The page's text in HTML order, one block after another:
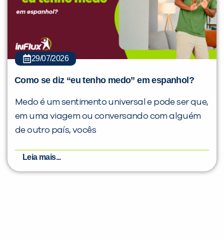
29/07/2026
Como se diz “eu tenho medo” em espanhol?
Medo é um sentimento universal e pode ser que,
em uma viagem ou conversando com alguém
de outro país, vocês
Leia mais...